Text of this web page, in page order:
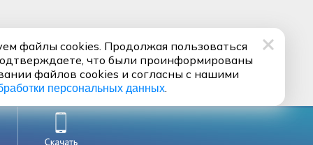
файлы cookies. Продолжая пользоваться
что были проинформированы
файлов cookies и согласны с нашими
персональных данных.